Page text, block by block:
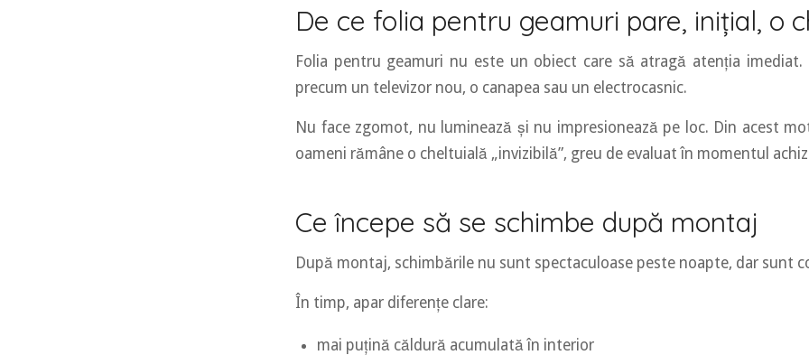
De ce folia pentru geamuri pare, inițial, o
Folia pentru geamuri nu este un obiect care să atragă atenția imediat.
precum un televizor nou, o canapea sau un electrocasnic.
Nu face zgomot, nu luminează și nu impresionează pe loc. Din acest
oameni rămâne o cheltuială „invizibilă”, greu de evaluat în momentul
Ce începe să se schimbe după montaj
După montaj, schimbările nu sunt spectaculoase peste noapte, dar sunt
În timp, apar diferențe clare:
mai puțină căldură acumulată în interior